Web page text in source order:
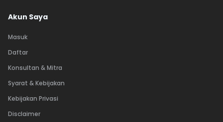
Akun Saya
Masuk
Daftar
Konsultan & Mitra
Syarat & Kebijakan
Kebijakan Privasi
Disclaimer